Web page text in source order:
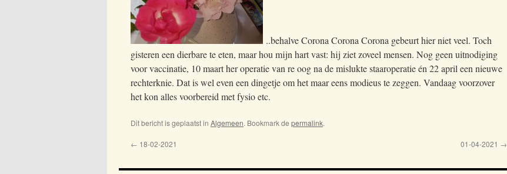
..behalve Corona Corona Corona gebeurt hier niet veel. Toch
gisteren een dierbare te eten, maar hou mijn hart vast: hij ziet zoveel mensen. Nog geen uitnodiging
voor vaccinatie, 10 maart her operatie van re oog na de mislukte staaroperatie én 22 april een nieuwe
rechterknie. Dat is wel even een dingetje om het maar eens modieus te zeggen. Vandaag voorzover
het kon alles voorbereid met fysio etc.
Dit bericht is geplaatst in Algemeen. Bookmark de permalink.
← 18-02-2021 01-04-2021 →